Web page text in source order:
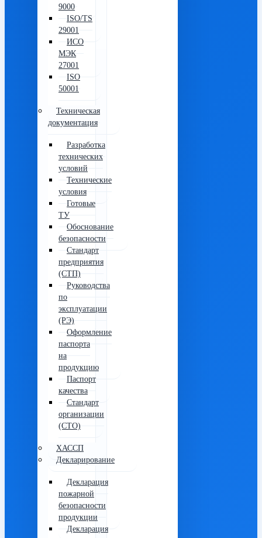
9000
ISO/TS
29001
ИСО
МЭК
27001
ISO
50001
Техническая
документация
Разработка
технических
условий
Технические
условия
Готовые
ТУ
Обоснование
безопасности
Стандарт
предприятия
(СТП)
Руководства
по
эксплуатации
(РЭ)
Оформление
паспорта
на
продукцию
Паспорт
качества
Стандарт
организации
(СТО)
ХАССП
Декларирование
Декларация
пожарной
безопасности
продукции
Декларация